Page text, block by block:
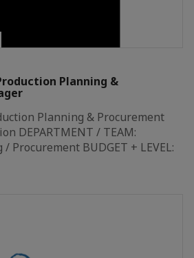
Planning &
Planning & Procurement
DEPARTMENT / TEAM:
Procurement BUDGET + LEVEL: